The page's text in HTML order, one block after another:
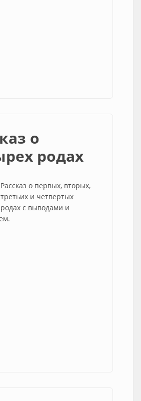
о
родах
Рассказ о первых, вторых,
третьих и четвертых
родах с выводами и